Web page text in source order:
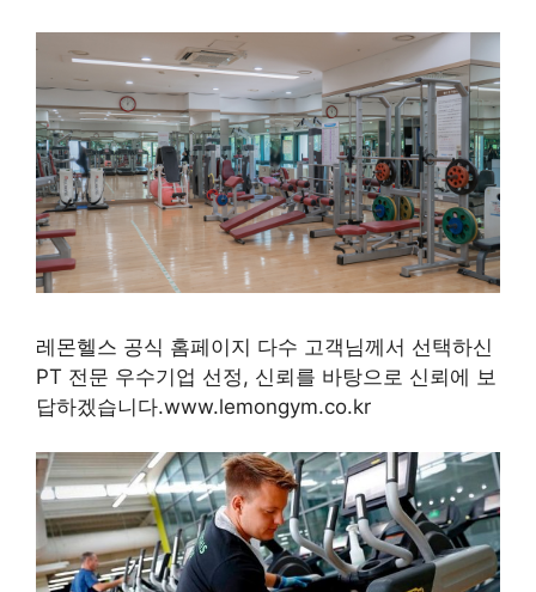
레몬헬스 공식 홈페이지 다수 고객님께서 선택하신
PT 전문 우수기업 선정, 신뢰를 바탕으로 신뢰에 보
답하겠습니다.www.lemongym.co.kr